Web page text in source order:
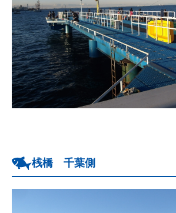
桟橋 千葉側